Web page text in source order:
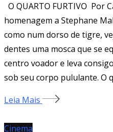
O QUARTO FURTIVO Por
homenagem a Stephane
como num dorso de tigre,
dentes uma mosca que se
centro voador e leva
sob seu corpo pululante. O
Leia Mais
Cinema